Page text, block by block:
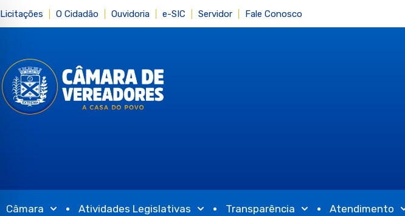
Licitações O Cidadão Ouvidoria e-SIC Servidor Fale Conosco
Câmara Atividades Legislativas Transparência Atendimento